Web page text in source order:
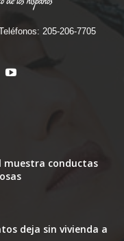
205-206-7705
conductas
deja sin vivienda a